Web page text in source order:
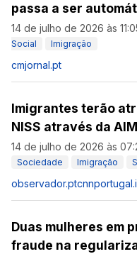
passa a ser
14 de julho de 2026 às
Social
Imigração
cmjornal.pt
Imigrantes terão
NISS através da
14 de julho de 2026 às
Sociedade Imigração
observador.pt
Duas mulheres em
fraude na